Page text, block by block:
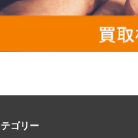
ゴリー